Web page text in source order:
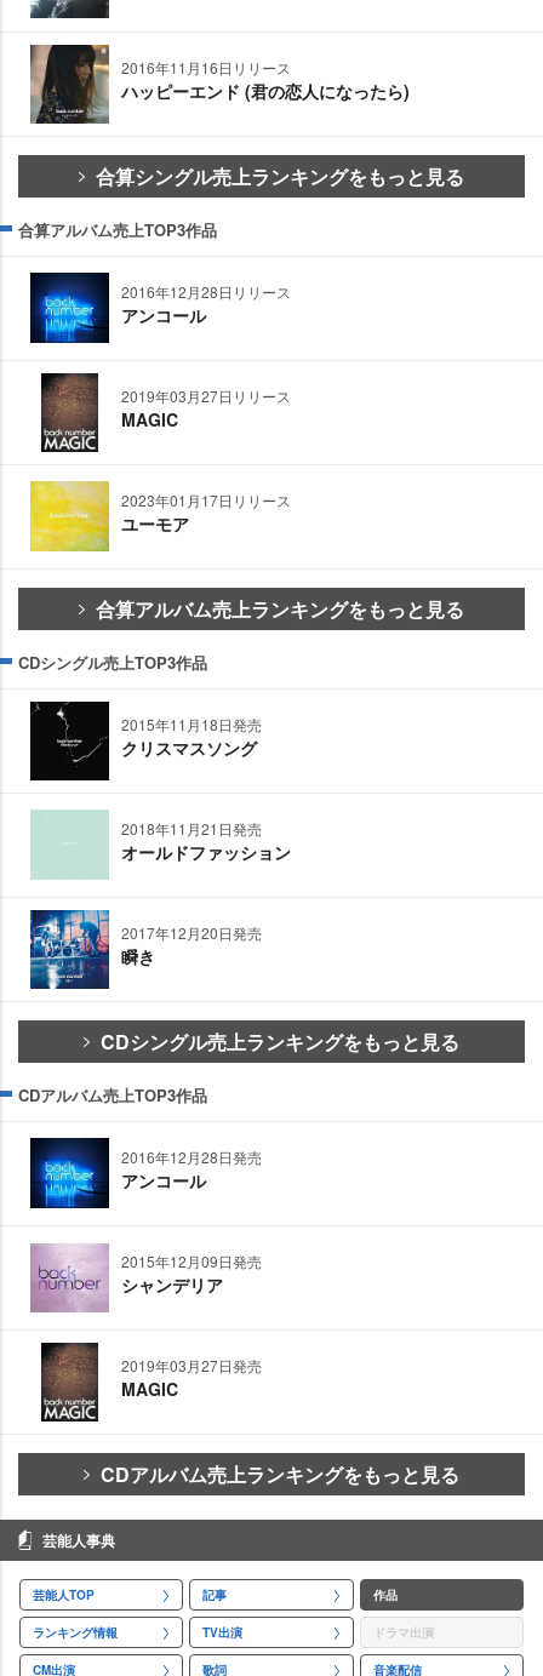
2016年11月16日リリース
ハッピーエンド (君の恋人になったら)
合算シングル売上ランキングをもっと見る
合算アルバム売上TOP3作品
2016年12月28日リリース
アンコール
2019年03月27日リリース
MAGIC
2023年01月17日リリース
ユーモア
合算アルバム売上ランキングをもっと見る
CDシングル売上TOP3作品
2015年11月18日発売
クリスマスソング
2018年11月21日発売
オールドファッション
2017年12月20日発売
瞬き
CDシングル売上ランキングをもっと見る
CDアルバム売上TOP3作品
2016年12月28日発売
アンコール
2015年12月09日発売
シャンデリア
2019年03月27日発売
MAGIC
CDアルバム売上ランキングをもっと見る
芸能人事典
芸能人TOP 記事 作品
ランキング情報 TV出演 ドラマ出演
CM出演 歌詞 音楽配信